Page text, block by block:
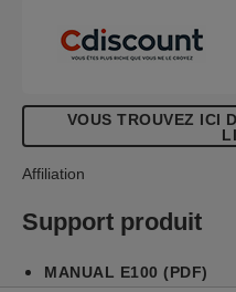
VOUS TROUVEZ ICI
Affiliation
Support produit
MANUAL E100 (PDF)